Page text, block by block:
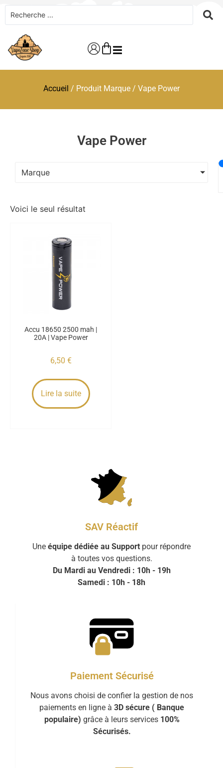
Accueil / Produit Marque / Vape Power
Vape Power
Marque
Voici le seul résultat
Accu 18650 2500 mah |
20A | Vape Power
6,50 €
Lire la suite
SAV Réactif
Une équipe dédiée au Support pour répondre
à toutes vos questions.
Du Mardi au Vendredi : 10h - 19h
Samedi : 10h - 18h
Paiement Sécurisé
Nous avons choisi de confier la gestion de nos
paiements en ligne à 3D sécure ( Banque
populaire) grâce à leurs services 100%
Sécurisés.